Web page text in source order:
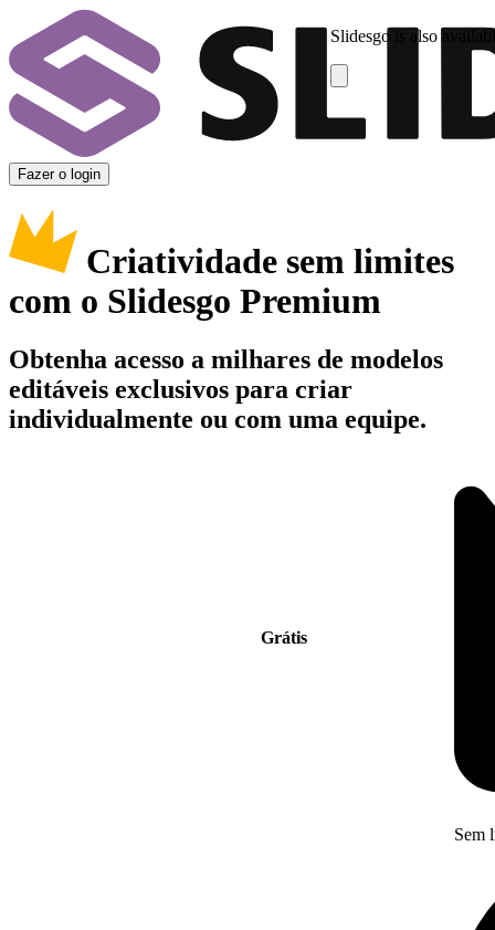
Slidesgo is also
Fazer o login
Criatividade sem limites
com o Slidesgo Premium
Obtenha acesso a milhares de modelos
editáveis exclusivos para criar
individualmente ou com uma equipe.
Grátis
Sem